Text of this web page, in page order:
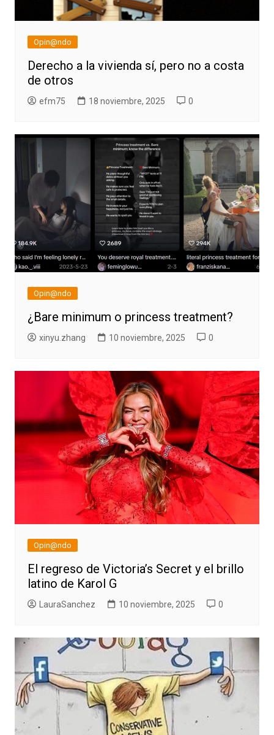
Opin@ndo
Derecho a la vivienda sí, pero no a costa
de otros
efm75 18 noviembre, 2025 0
Opin@ndo
¿Bare minimum o princess treatment?
xinyu.zhang 10 noviembre, 2025 0
Opin@ndo
El regreso de Victoria’s Secret y el brillo
latino de Karol G
LauraSanchez 10 noviembre, 2025 0